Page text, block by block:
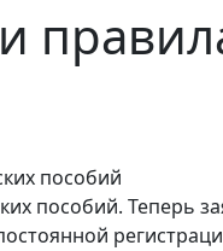
пособий. Теперь